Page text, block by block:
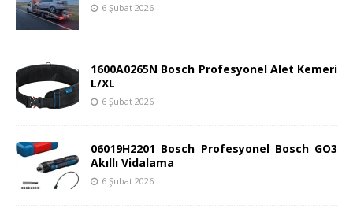
6 Şubat 2026
1600A0265N Bosch Profesyonel Alet Kemeri
L/XL
6 Şubat 2026
06019H2201 Bosch Profesyonel Bosch GO3
Akıllı Vidalama
6 Şubat 2026